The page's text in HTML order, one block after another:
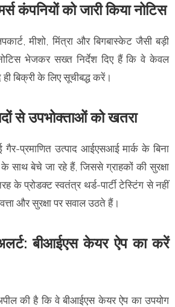
कंपनियों को जारी किया नोटिस
मीशो, मिंत्रा और बिगबास्केट जैसी बड़ी
भेजकर सख्त निर्देश दिए हैं कि वे केवल
बिक्री के लिए सूचीबद्ध करें।
से उपभोक्ताओं को खतरा
प्रमाणित उत्पाद आईएसआई मार्क के बिना
साथ बेचे जा रहे हैं, जिससे ग्राहकों की सुरक्षा
के प्रोडक्ट स्वतंत्र थर्ड-पार्टी टेस्टिंग से नहीं
और सुरक्षा पर सवाल उठते हैं।
बीआईएस केयर ऐप का करें
की है कि वे बीआईएस केयर ऐप का उपयोग